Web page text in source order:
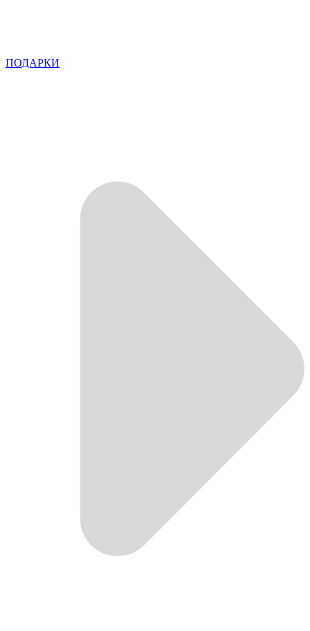
ПОДАРКИ